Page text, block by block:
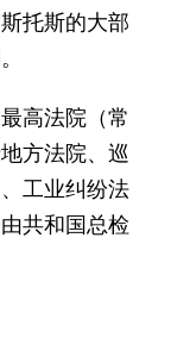
托斯的大部
高法院（常
方法院、巡
工业纠纷法
共和国总检